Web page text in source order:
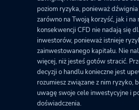
poziom ryzyka, ponieważ dźwignia
zarówno na Twoją korzyść, jak i na
konsekwencji CFD nie nadają się
inwestorów, ponieważ istnieje
zainwestowanego kapitału. Nie
więcej, niż jesteś gotów stracić.
decyzji o handlu konieczne jest
rozumiesz związane z nim ryzyko,
uwagę swoje cele inwestycyjne i
doświadczenia.